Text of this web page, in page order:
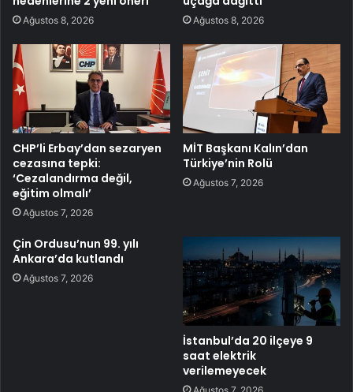
Ağustos 8, 2026 Ağustos 8, 2026
CHP’li Erbay’dan sezaryen
cezasına tepki:
‘Cezalandırma değil,
eğitim olmalı’
Ağustos 7, 2026
MİT Başkanı Kalın’dan
Türkiye’nin Rolü
Ağustos 7, 2026
Çin Ordusu’nun 99. yılı
Ankara’da kutlandı
Ağustos 7, 2026
İstanbul’da 20 ilçeye 9
saat elektrik
verilemeyecek